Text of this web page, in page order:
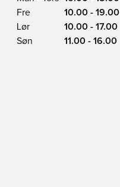
Fre
10.00 - 19.00
Lør
10.00 - 17.00
Søn
11.00 - 16.00